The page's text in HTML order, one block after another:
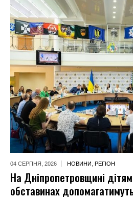
04 СЕРПНЯ, 2026 НОВИНИ РЕГІОН
На Дніпропетровщині
обставинах